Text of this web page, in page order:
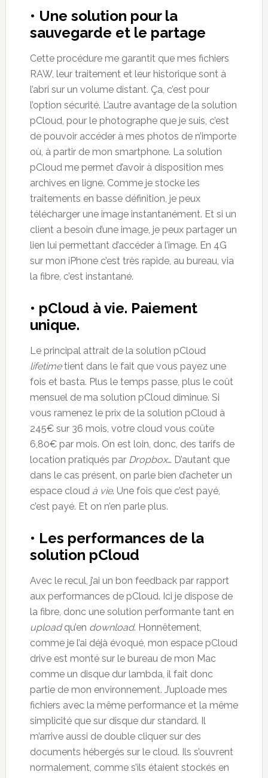
• Une solution pour la
sauvegarde et le partage
Cette procédure me garantit que mes fichiers
RAW, leur traitement et leur historique sont à
l’abri sur un volume distant. Ça, c’est pour
l’option sécurité. L’autre avantage de la solution
pCloud, pour le photographe que je suis, c’est
de pouvoir accéder à mes photos de n’importe
où, à partir de mon smartphone. La solution
pCloud me permet d’avoir à disposition mes
archives en ligne. Comme je stocke les
traitements en basse définition, je peux
télécharger une image instantanément. Et si un
client a besoin d’une image, je peux partager un
lien lui permettant d’accéder à l’image. En 4G
sur mon iPhone c’est très rapide, au bureau, via
la fibre, c’est instantané.
• pCloud à vie. Paiement
unique.
Le principal attrait de la solution pCloud
lifetimetient dans le fait que vous payez une
fois et basta. Plus le temps passe, plus le coût
mensuel de ma solution pCloud diminue. Si
vous ramenez le prix de la solution pCloud à
245€ sur 36 mois, votre cloud vous coûte
6,80€ par mois. On est loin, donc, des tarifs de
location pratiqués par Dropbox… D’autant que
dans le cas présent, on parle bien d’acheter un
espace cloud à vie. Une fois que c’est payé,
c’est payé. Et on n’en parle plus.
• Les performances de la
solution pCloud
Avec le recul, j’ai un bon feedback par rapport
aux performances de pCloud. Ici je dispose de
la fibre, donc une solution performante tant en
uploadqu’en download. Honnêtement,
comme je l’ai déjà évoqué, mon espace pCloud
drive est monté sur le bureau de mon Mac
comme un disque dur lambda, il fait donc
partie de mon environnement. J’uploade mes
fichiers avec la même performance et la même
simplicité que sur disque dur standard. Il
m’arrive aussi de double cliquer sur des
documents hébergés sur le cloud. Ils s’ouvrent
normalement, comme s’ils étaient stockés en